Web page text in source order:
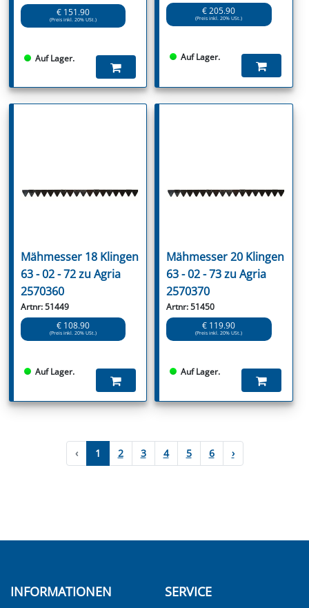
€ 151.90
(Preis inkl. 20% USt.)
Auf Lager.
€ 205.90
(Preis inkl. 20% USt.)
Auf Lager.
Mähmesser 18 Klingen
63 - 02 - 72 zu Agria
2570360
Artnr: 51449
€ 108.90
(Preis inkl. 20% USt.)
Auf Lager.
Mähmesser 20 Klingen
63 - 02 - 73 zu Agria
2570370
Artnr: 51450
€ 119.90
(Preis inkl. 20% USt.)
Auf Lager.
‹ 1 2 3 4 5 6 ›
INFORMATIONEN SERVICE